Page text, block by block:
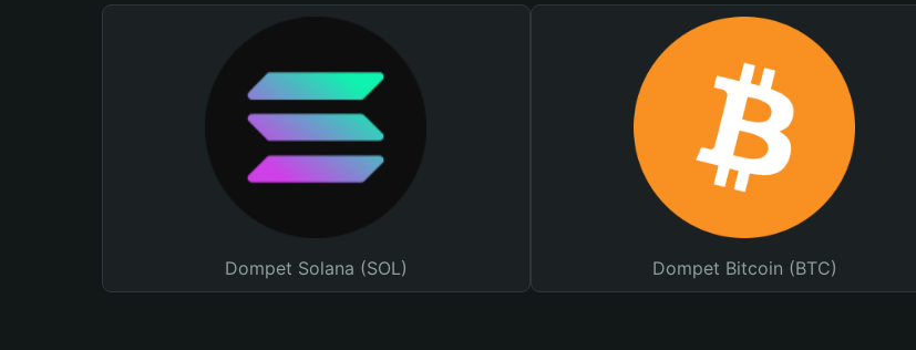
Dompet Solana (SOL) Dompet Bitcoin (BTC)